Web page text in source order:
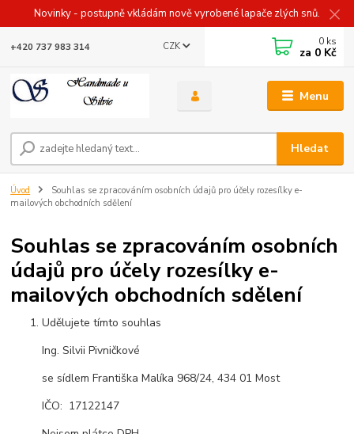
Novinky - postupně vkládám nově vyrobené lapače zlých snů.
Menu
CZK
Hledat
+420 737 983 314 0 ks
za 0 Kč
Úvod
Souhlas se zpracováním osobních údajů pro účely rozesílky e-
mailových obchodních sdělení
Souhlas se zpracováním osobních
údajů pro účely rozesílky e-
mailových obchodních sdělení
Udělujete tímto souhlas
Ing. Silvii Pivničkové
se sídlem Františka Malíka 968/24, 434 01 Most
IČO: 17122147